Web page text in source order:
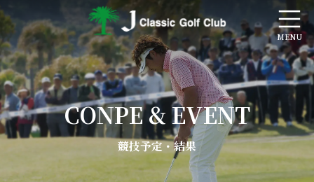
コ
ン
テ
ン
ツ
へ
ス
キ
ッ
プ
ナ
ビ
ゲ
ー
シ
ョ
ン
に
移
動
CONPE & EVENT
競技予定・結果